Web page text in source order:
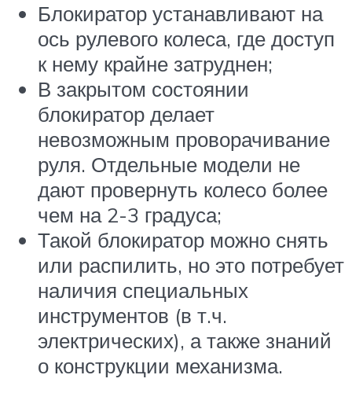
Блокиратор устанавливают на
ось рулевого колеса, где доступ
к нему крайне затруднен;
В закрытом состоянии
блокиратор делает
невозможным проворачивание
руля. Отдельные модели не
дают провернуть колесо более
чем на 2-3 градуса;
Такой блокиратор можно снять
или распилить, но это потребует
наличия специальных
инструментов (в т.ч.
электрических), а также знаний
о конструкции механизма.